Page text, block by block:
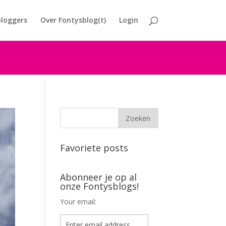
Over Fontysblog(t) Login
Favoriete posts
Abonneer je op al
onze Fontysblogs!
Your email: